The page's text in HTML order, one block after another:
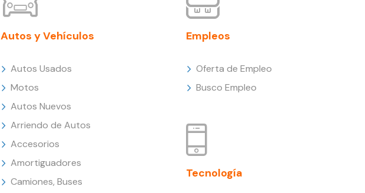
Autos y Vehículos
Autos Usados
Motos
Autos Nuevos
Arriendo de Autos
Accesorios
Amortiguadores
Camiones, Buses
Empleos
Oferta de Empleo
Busco Empleo
Tecnología